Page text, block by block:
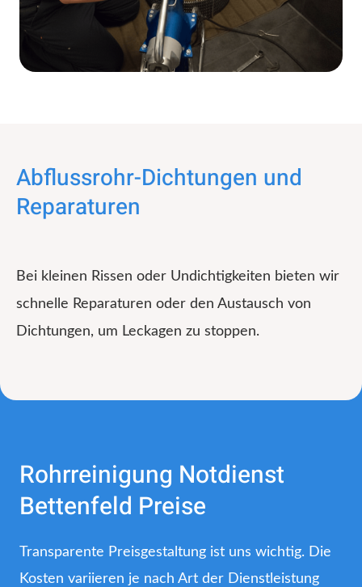
Abflussrohr-Dichtungen und
Reparaturen
Bei kleinen Rissen oder Undichtigkeiten bieten wir
schnelle Reparaturen oder den Austausch von
Dichtungen, um Leckagen zu stoppen.
Rohrreinigung Notdienst
Bettenfeld Preise
Transparente Preisgestaltung ist uns wichtig. Die
Kosten variieren je nach Art der Dienstleistung